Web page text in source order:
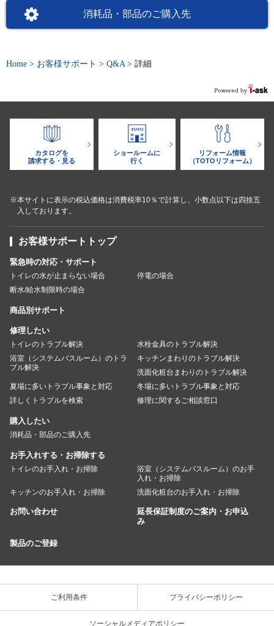
消耗品・部品のご購入先
Home > お客様サポート > Q&A > 詳細
カタログを
請求する・見る
ショールームに
行く
リフォーム情報
（TOTOリフォーム）
※本サイトに表示の税込価格は消費税率10％で計算し、小数点以下は四捨五
入しております。
お客様サポートトップ
緊急時の対応・サポート
トイレの水が止まらない場合
停電の場合
断水/給水制限時の場合
商品別サポート
修理したい
トイレのトラブル解決
水栓金具のトラブル解決
浴室（システムバスルーム）のトラ
ブル解決
キッチンまわりのトラブル解決
洗面化粧台まわりのトラブル解決
夏場に多いトラブル事象と対応
冬場に多いトラブル事象と対応
詳しくトラブルを検索
修理に関するご相談窓口
購入したい
消耗品・部品のご購入先
お手入れする・お掃除する
トイレのお手入れ・お掃除
浴室（システムバスルーム）のお手
入れ・お掃除
キッチンのお手入れ・お掃除
洗面化粧台のお手入れ・お掃除
お問い合わせ
延長保証制度のご案内・お申込
み
製品のご登録
ご利用条件 プライバシーポリシー
ソーシャルメディアポリシー